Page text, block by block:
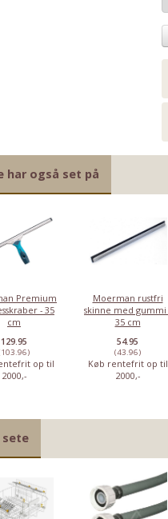
har også set på
Premium
- 35
cm
129.95
op til
2000,-
Moerman rustfri
skinne med gummi
35 cm
54.95
(43.96)
Køb rentefrit op til
2000,-
sete